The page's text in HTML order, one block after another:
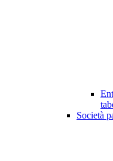
Società